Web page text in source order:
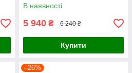
В наявності
5 940 ₴ 6 240 ₴
Купити
–26%